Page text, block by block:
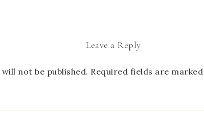
Leave a Reply
not be published. Required fields are marked